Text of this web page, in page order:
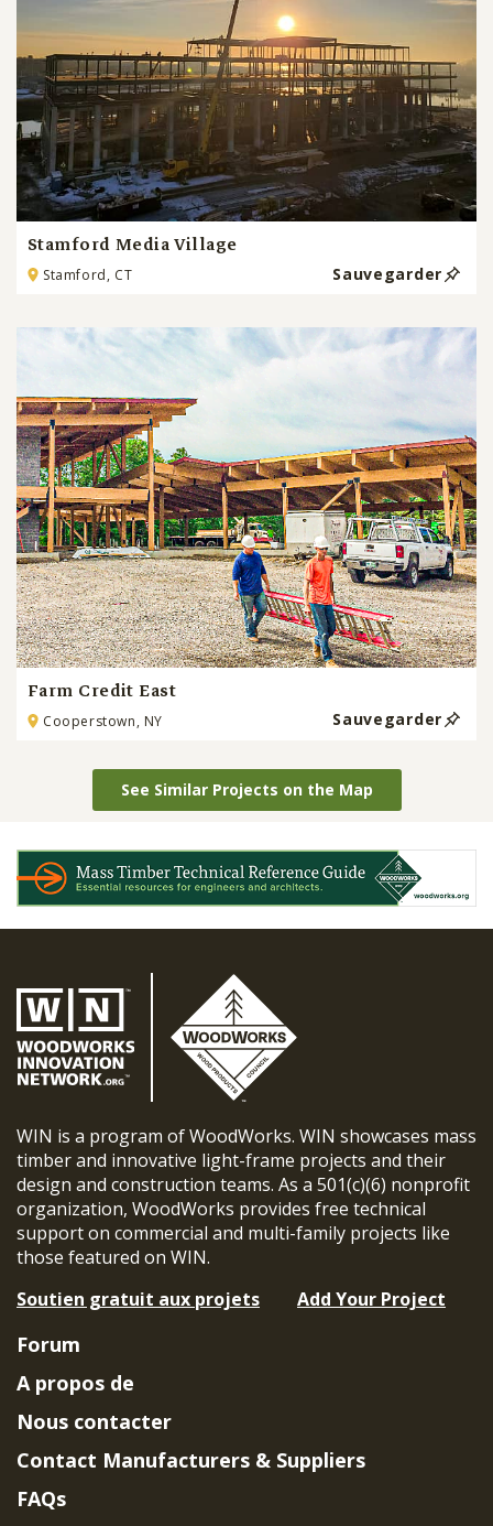
Stamford Media Village
Stamford, CT Sauvegarder
Farm Credit East
Cooperstown, NY Sauvegarder
See Similar Projects on the Map
WIN is a program of WoodWorks. WIN showcases mass
timber and innovative light-frame projects and their
design and construction teams. As a 501(c)(6) nonprofit
organization, WoodWorks provides free technical
support on commercial and multi-family projects like
those featured on WIN.
Soutien gratuit aux projets
Add Your Project
Forum
A propos de
Nous contacter
Contact Manufacturers & Suppliers
FAQs